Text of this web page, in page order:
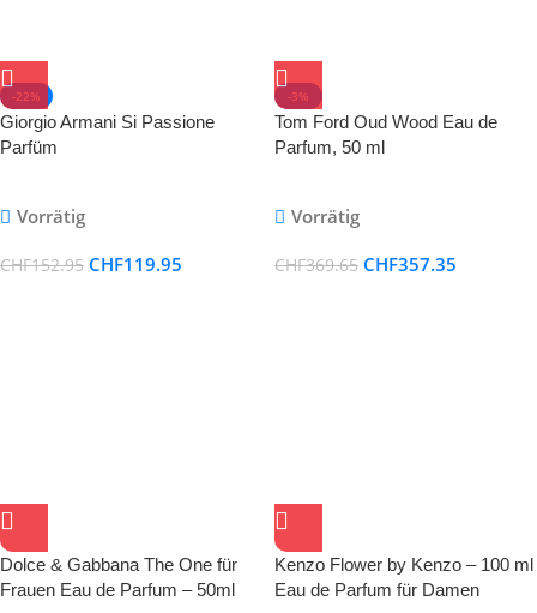
-22%
Giorgio Armani Si Passione
Parfüm
Vorrätig
CHF152.95 CHF119.95
-3%
Tom Ford Oud Wood Eau de
Parfum, 50 ml
Vorrätig
CHF369.65 CHF357.35
Dolce & Gabbana The One für
Frauen Eau de Parfum – 50ml
Kenzo Flower by Kenzo – 100 ml
Eau de Parfum für Damen